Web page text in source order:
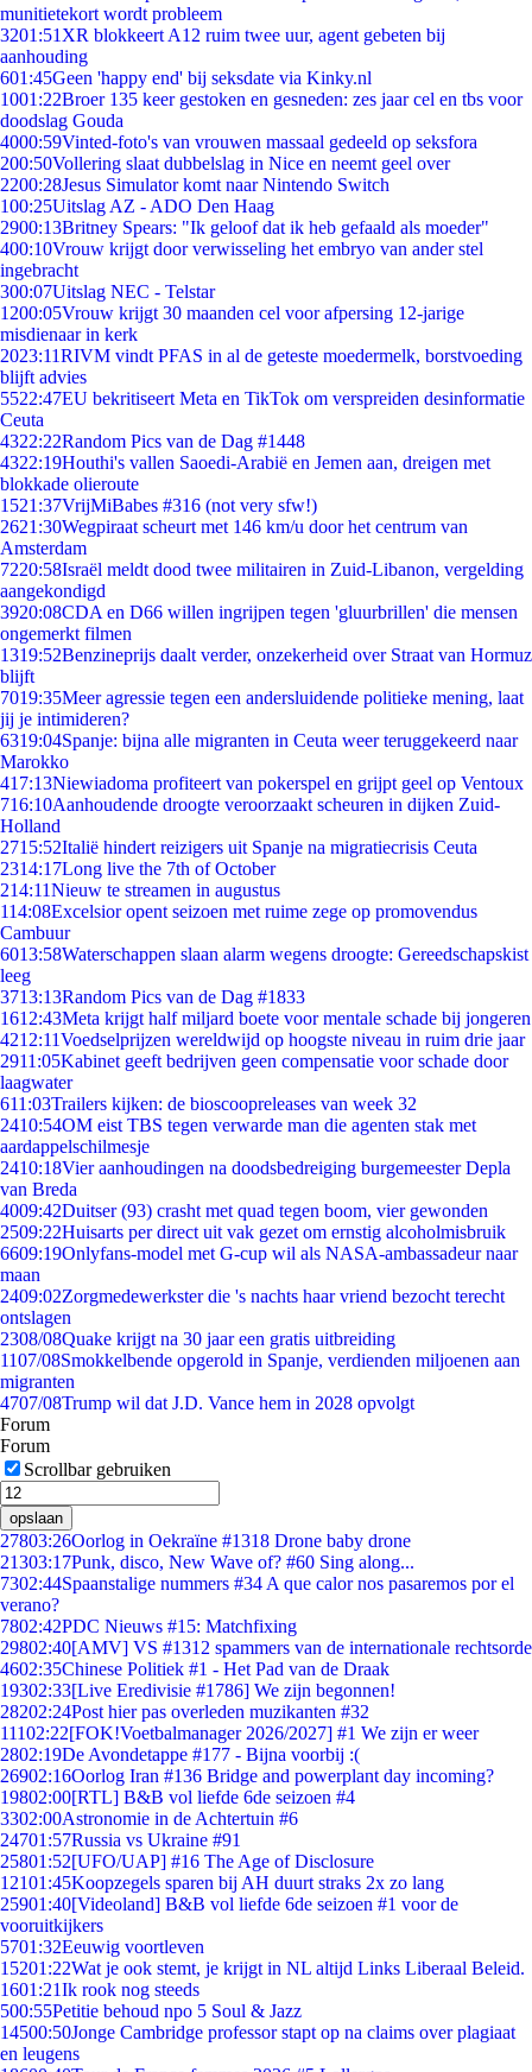
munitietekort wordt probleem
3201:51 XR blokkeert A12 ruim twee uur, agent gebeten bij
aanhouding
601:45Geen 'happy end' bij seksdate via Kinky.nl
1001:22Broer 135 keer gestoken en gesneden: zes jaar cel en tbs voor
doodslag Gouda
4000:59Vinted-foto's van vrouwen massaal gedeeld op seksfora
200:50Vollering slaat dubbelslag in Nice en neemt geel over
2200:28Jesus Simulator komt naar Nintendo Switch
100:25Uitslag AZ - ADO Den Haag
2900:13Britney Spears: "Ik geloof dat ik heb gefaald als moeder"
400:10Vrouw krijgt door verwisseling het embryo van ander stel
ingebracht
300:07Uitslag NEC - Telstar
1200:05Vrouw krijgt 30 maanden cel voor afpersing 12-jarige
misdienaar in kerk
2023:11RIVM vindt PFAS in al de geteste moedermelk, borstvoeding
blijft advies
5522:47EU bekritiseert Meta en TikTok om verspreiden desinformatie
Ceuta
4322:22Random Pics van de Dag #1448
4322:19Houthi's vallen Saoedi-Arabië en Jemen aan, dreigen met
blokkade olieroute
1521:37VrijMiBabes #316 (not very sfw!)
2621:30Wegpiraat scheurt met 146 km/u door het centrum van
Amsterdam
7220:58Israël meldt dood twee militairen in Zuid-Libanon, vergelding
aangekondigd
3920:08CDA en D66 willen ingrijpen tegen 'gluurbrillen' die mensen
ongemerkt filmen
1319:52Benzineprijs daalt verder, onzekerheid over Straat van Hormuz
blijft
7019:35Meer agressie tegen een andersluidende politieke mening, laat
jij je intimideren?
6319:04Spanje: bijna alle migranten in Ceuta weer teruggekeerd naar
Marokko
417:13Niewiadoma profiteert van pokerspel en grijpt geel op Ventoux
716:10Aanhoudende droogte veroorzaakt scheuren in dijken Zuid-
Holland
2715:52Italië hindert reizigers uit Spanje na migratiecrisis Ceuta
2314:17Long live the 7th of October
214:11Nieuw te streamen in augustus
114:08Excelsior opent seizoen met ruime zege op promovendus
Cambuur
6013:58Waterschappen slaan alarm wegens droogte: Gereedschapskist
leeg
3713:13Random Pics van de Dag #1833
1612:43Meta krijgt half miljard boete voor mentale schade bij jongeren
4212:11Voedselprijzen wereldwijd op hoogste niveau in ruim drie jaar
2911:05Kabinet geeft bedrijven geen compensatie voor schade door
laagwater
611:03Trailers kijken: de bioscoopreleases van week 32
2410:54OM eist TBS tegen verwarde man die agenten stak met
aardappelschilmesje
2410:18Vier aanhoudingen na doodsbedreiging burgemeester Depla
van Breda
4009:42Duitser (93) crasht met quad tegen boom, vier gewonden
2509:22Huisarts per direct uit vak gezet om ernstig alcoholmisbruik
6609:19Onlyfans-model met G-cup wil als NASA-ambassadeur naar
maan
2409:02Zorgmedewerkster die 's nachts haar vriend bezocht terecht
ontslagen
2308/08Quake krijgt na 30 jaar een gratis uitbreiding
1107/08Smokkelbende opgerold in Spanje, verdienden miljoenen aan
migranten
4707/08Trump wil dat J.D. Vance hem in 2028 opvolgt
Forum
Forum
Scrollbar gebruiken
opslaan
27803:26Oorlog in Oekraïne #1318 Drone baby drone
21303:17Punk, disco, New Wave of? #60 Sing along...
7302:44Spaanstalige nummers #34 A que calor nos pasaremos por el
verano?
7802:42PDC Nieuws #15: Matchfixing
29802:40[AMV] VS #1312 spammers van de internationale rechtsorde
4602:35Chinese Politiek #1 - Het Pad van de Draak
19302:33[Live Eredivisie #1786] We zijn begonnen!
28202:24Post hier pas overleden muzikanten #32
11102:22[FOK!Voetbalmanager 2026/2027] #1 We zijn er weer
2802:19De Avondetappe #177 - Bijna voorbij :(
26902:16Oorlog Iran #136 Bridge and powerplant day incoming?
19802:00[RTL] B&B vol liefde 6de seizoen #4
3302:00Astronomie in de Achtertuin #6
24701:57Russia vs Ukraine #91
25801:52[UFO/UAP] #16 The Age of Disclosure
12101:45Koopzegels sparen bij AH duurt straks 2x zo lang
25901:40[Videoland] B&B vol liefde 6de seizoen #1 voor de
vooruitkijkers
5701:32Eeuwig voortleven
15201:22Wat je ook stemt, je krijgt in NL altijd Links Liberaal Beleid.
1601:21Ik rook nog steeds
500:55Petitie behoud npo 5 Soul & Jazz
14500:50Jonge Cambridge professor stapt op na claims over plagiaat
en leugens